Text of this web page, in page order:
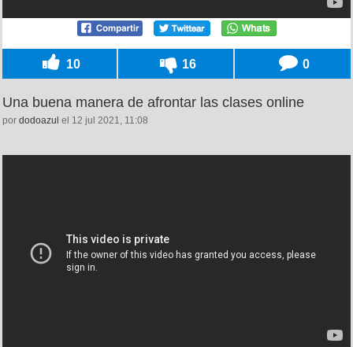
10 16 0
Una buena manera de afrontar las clases online
por dodoazul el 12 jul 2021, 11:08